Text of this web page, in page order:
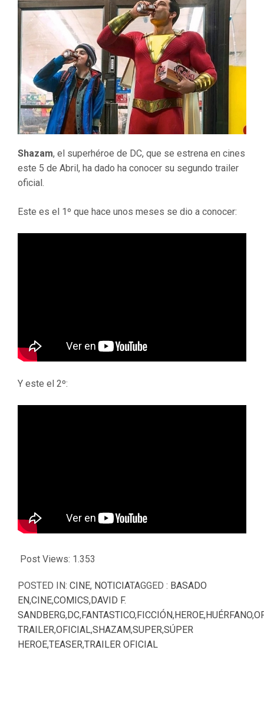
Shazam, el superhéroe de DC, que se estrena en cines
este 5 de Abril, ha dado ha conocer su segundo trailer
oficial.
Este es el 1º que hace unos meses se dio a conocer:
Y este el 2º:
Post Views: 1.353
POSTED IN: CINE, NOTICIATAGGED : BASADO
EN,CINE,COMICS,DAVID F.
SANDBERG,DC,FANTASTICO,FICCIÓN,HEROE,HUÉRFANO,
TRAILER,OFICIAL,SHAZAM,SUPER,SÚPER
HEROE,TEASER,TRAILER OFICIAL